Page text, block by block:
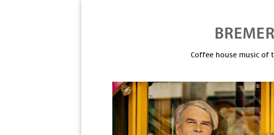
Coffee house music of